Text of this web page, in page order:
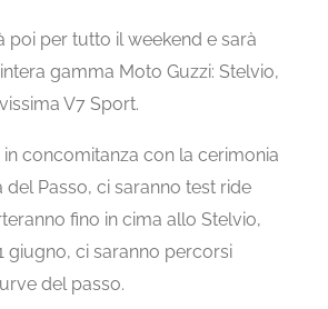
poi per tutto il weekend e sarà
gamma Moto Guzzi: Stelvio,
V7 Sport.
concomitanza con la cerimonia
Passo, ci saranno test ride
fino in cima allo Stelvio,
giugno, ci saranno percorsi
del passo.